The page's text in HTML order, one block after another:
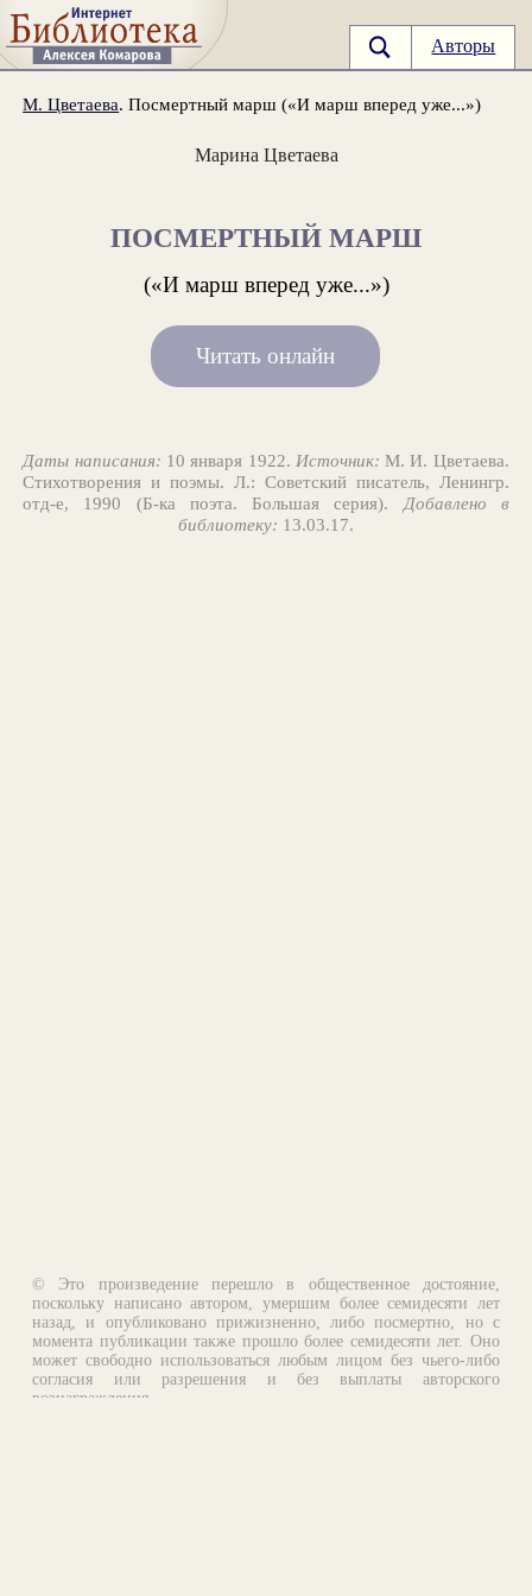
Авторы
М. Цветаева. Посмертный марш («И марш вперед уже...»)
Марина Цветаева
ПОСМЕРТНЫЙ МАРШ
(«И марш вперед уже...»)
Читать онлайн
Даты написания: 10 января 1922. Источник: М. И. Цветаева.
Стихотворения и поэмы. Л.: Советский писатель, Ленингр.
отд-е, 1990 (Б-ка поэта. Большая серия). Добавлено в
библиотеку: 13.03.17.
© Это произведение перешло в общественное достояние,
поскольку написано автором, умершим более семидесяти лет
назад, и опубликовано прижизненно, либо посмертно, но с
момента публикации также прошло более семидесяти лет. Оно
может свободно использоваться любым лицом без чьего-либо
согласия или разрешения и без выплаты авторского
вознаграждения.